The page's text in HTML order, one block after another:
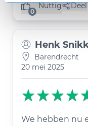
0
Nuttig
(0 like) Deel
Henk
Barendrecht
20 mei 2025
We hebben nu